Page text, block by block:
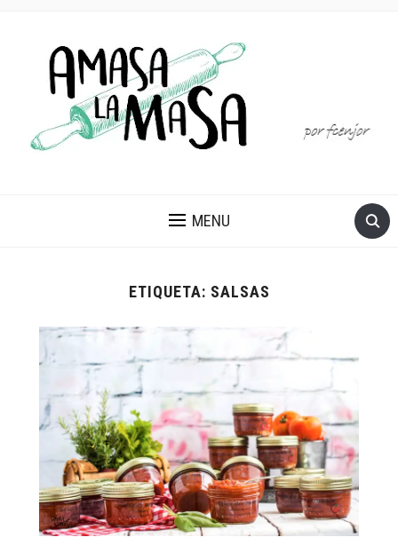
MENU
ETIQUETA: SALSAS